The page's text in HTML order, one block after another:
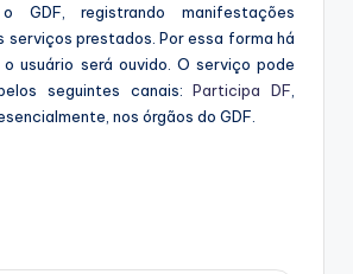
GDF, registrando manifestações
serviços prestados. Por essa forma há
usuário será ouvido. O serviço pode
seguintes canais:Participa DF
nos órgãos do GDF.